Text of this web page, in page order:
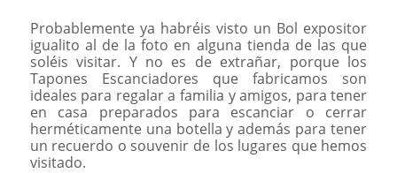
Probablemente ya habréis visto un Bol expositor
igualito al de la foto en alguna tienda de las que
soléis visitar. Y no es de extrañar, porque los
Tapones Escanciadores que fabricamos son
ideales para regalar a familia y amigos, para tener
en casa preparados para escanciar o cerrar
herméticamente una botella y además para tener
un recuerdo o souvenir de los lugares que hemos
visitado.